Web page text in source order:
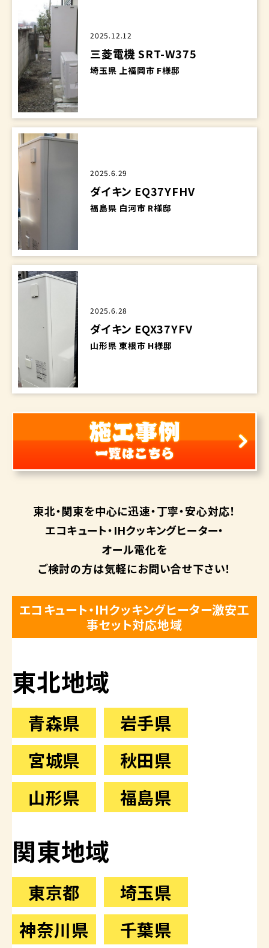
2025.12.12
三菱電機 SRT-W375
埼玉県 上福岡市 F様邸
2025.6.29
ダイキン EQ37YFHV
福島県 白河市 R様邸
2025.6.28
ダイキン EQX37YFV
山形県 東根市 H様邸
東北・関東を中心に迅速・丁寧・安心対応！
エコキュート・IHクッキングヒーター・
オール電化を
ご検討の方は気軽にお問い合せ下さい！
エコキュート・IHクッキングヒーター激安工
事セット対応地域
東北地域
青森県
岩手県
宮城県
秋田県
山形県
福島県
関東地域
東京都
埼玉県
神奈川県
千葉県